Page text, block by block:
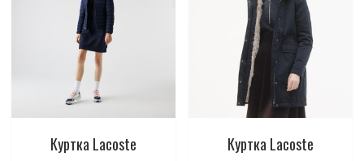
Куртка Lacoste Куртка Lacoste